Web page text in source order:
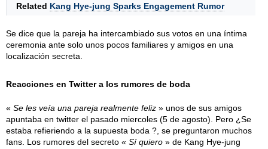
Related Kang Hye-jung Sparks Engagement Rumor
Se dice que la pareja ha intercambiado sus votos en una íntima
ceremonia ante solo unos pocos familiares y amigos en una
localización secreta.
Reacciones en Twitter a los rumores de boda
« Se les veía una pareja realmente feliz » unos de sus amigos
apuntaba en twitter el pasado miercoles (5 de agosto). Pero ¿Se
estaba refieriendo a la supuesta boda ?, se preguntaron muchos
fans. Los rumores del secreto « Sí quiero » de Kang Hye-jung